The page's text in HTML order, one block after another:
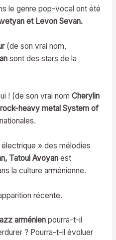
le genre pop-vocal ont été
et Levon Sevan.
(de son vrai nom,
sont des stars de la
! (de son vrai nom Cherylin
rock-heavy metal System of
» des mélodies
Tatoul Avoyan est
la culture arménienne.
récente.
arménienpourra-t-il
? Pourra-t-il évoluer